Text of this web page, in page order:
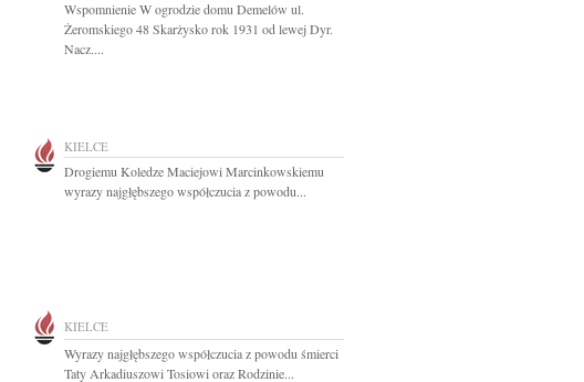
Wspomnienie W ogrodzie domu Demelów ul.
Żeromskiego 48 Skarżysko rok 1931 od lewej Dyr.
Nacz....
KIELCE
Drogiemu Koledze Maciejowi Marcinkowskiemu
wyrazy najgłębszego współczucia z powodu...
KIELCE
Wyrazy najgłębszego współczucia z powodu śmierci
Taty Arkadiuszowi Tosiowi oraz Rodzinie...